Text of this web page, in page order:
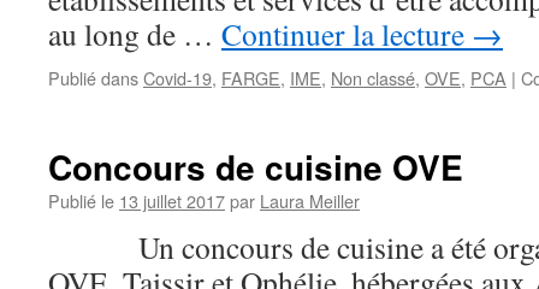
au long de … Continuer la lecture →
Publié dansCovid-19, FARGE, IME, Non classé, OVE, PCA |
Concours de cuisine OVE
Publié le 13 juillet 2017par Laura Meiller
Un concours de cuisine a été